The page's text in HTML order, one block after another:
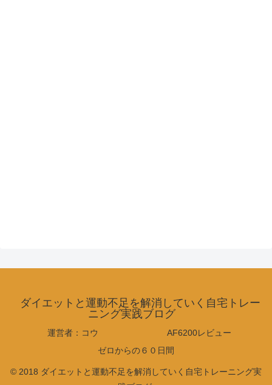
ダイエットと運動不足を解消していく自宅トレー
ニング実践ブログ
運営者：コウ
AF6200レビュー
ゼロからの６０日間
© 2018 ダイエットと運動不足を解消していく自宅トレーニング実